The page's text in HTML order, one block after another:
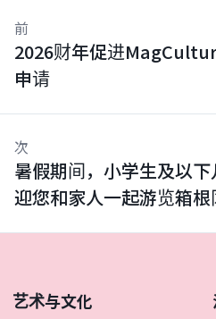
前
2026财年促进
申请
次
暑假期间，小学生及以
迎您和家人一起游览箱根
艺术与文化